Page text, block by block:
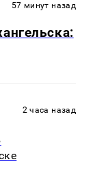
57 минут назад
2 часа назад